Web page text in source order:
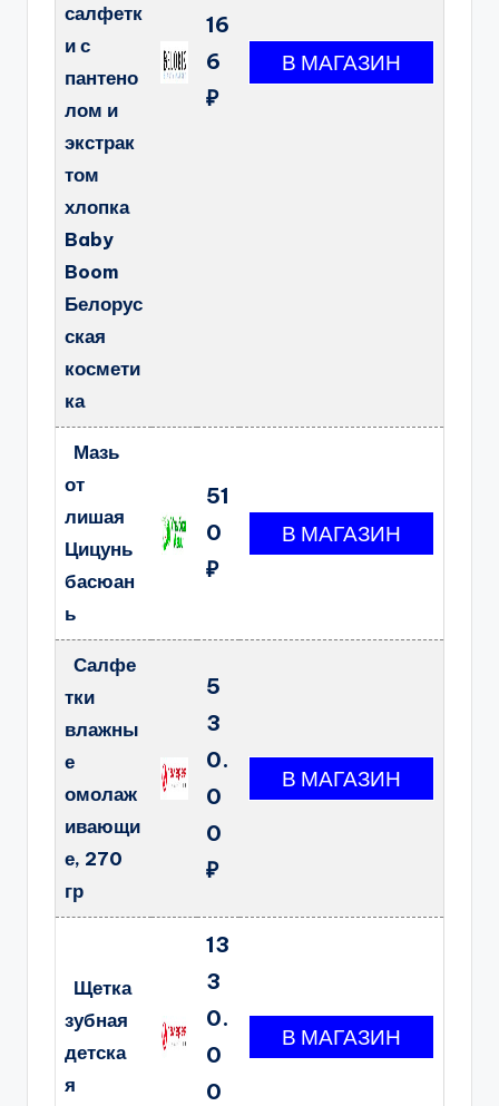
салфетк
и с
пантено
лом и
экстрак
том
хлопка
Baby
Boom
Белорус
ская
космети
ка
16
6
₽
Мазь
от
лишая
Цицунь
басюан
ь
51
0
₽
Салфе
тки
влажны
е
омолаж
ивающи
е, 270
гр
5
3
0.
0
0
₽
Щетка
зубная
детска
я
13
3
0.
0
0